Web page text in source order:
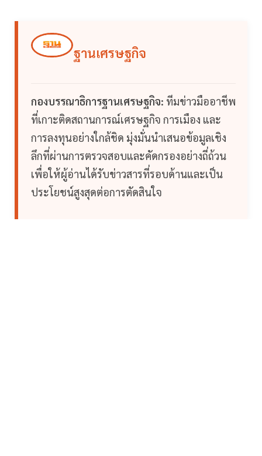
ฐานเศรษฐกิจ
กองบรรณาธิการฐานเศรษฐกิจ: ทีมข่าวมืออาชีพ
ที่เกาะติดสถานการณ์เศรษฐกิจ การเมือง และ
การลงทุนอย่างใกล้ชิด มุ่งมั่นนำเสนอข้อมูลเชิง
ลึกที่ผ่านการตรวจสอบและคัดกรองอย่างถี่ถ้วน
เพื่อให้ผู้อ่านได้รับข่าวสารที่รอบด้านและเป็น
ประโยชน์สูงสุดต่อการตัดสินใจ